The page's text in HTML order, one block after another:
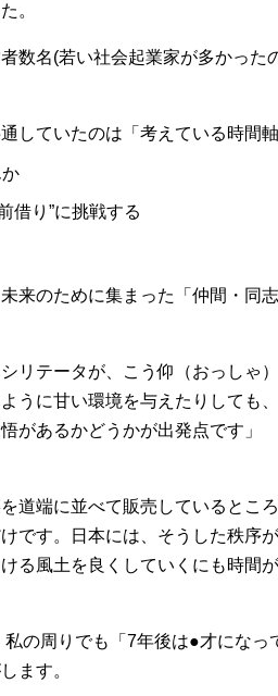
。
数名(若い社会起業家が多かっ
していたのは「考えている時間
借り”に挑戦する
来のために集まった「仲間・同
リテータが、こう仰（おっしゃ）
うに甘い環境を与えたりして
があるかどうかが出発点です」
道端に並べて販売していると
です。日本には、そうした秩序
る風土を良くしていくにも時間
の周りでも「7年後は●才にな
ます。